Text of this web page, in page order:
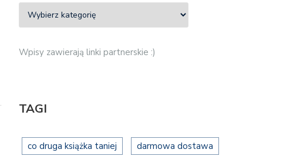
Wpisy zawierają linki partnerskie :)
TAGI
co druga książka taniej darmowa dostawa